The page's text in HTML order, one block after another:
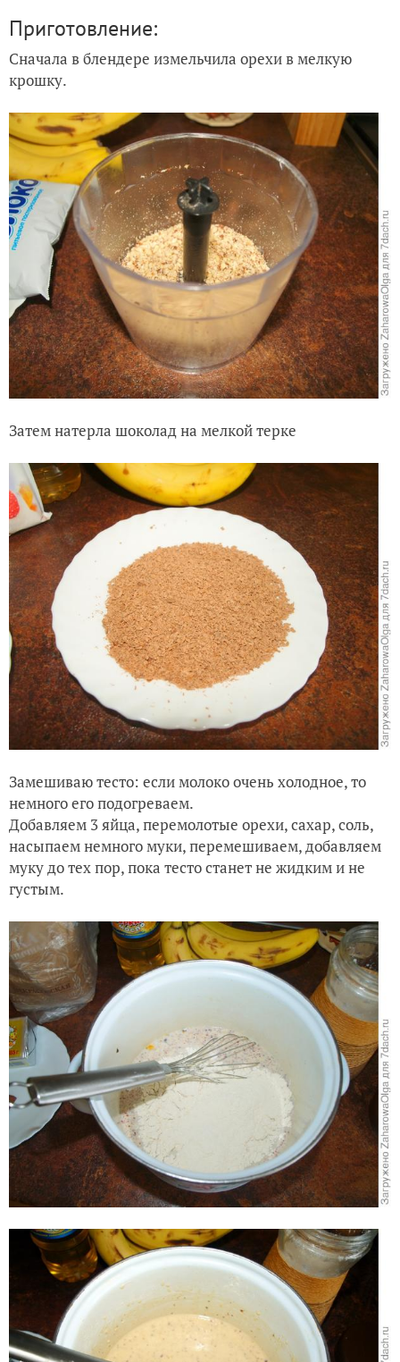
Приготовление:
Сначала в блендере измельчила орехи в мелкую
крошку.
Затем натерла шоколад на мелкой терке
Замешиваю тесто: если молоко очень холодное, то
немного его подогреваем.
Добавляем 3 яйца, перемолотые орехи, сахар, соль,
насыпаем немного муки, перемешиваем, добавляем
муку до тех пор, пока тесто станет не жидким и не
густым.